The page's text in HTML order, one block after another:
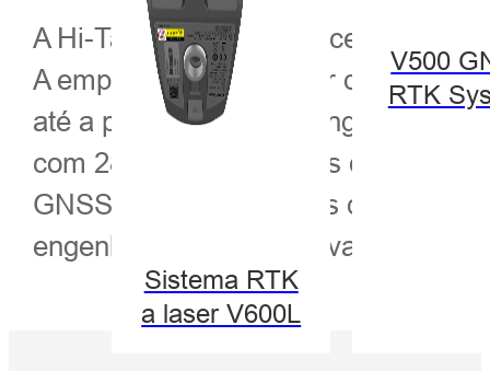
Sistema RTK
a laser V600L
V500
RTK
A Hi-Target é uma fornecedora
A empresa atua no setor de alta
até a produção, marketing e
com 28 filiais e 7 centros de
GNSS, séries de sondas digitais,
engenharia marítima,